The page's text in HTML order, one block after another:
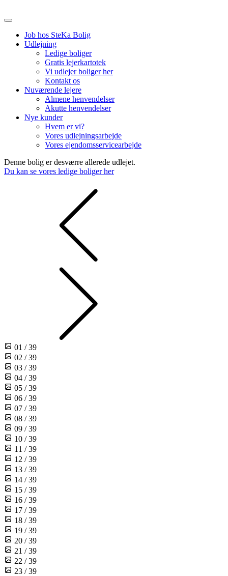
Job hos SteKa Bolig
Udlejning
Ledige boliger
Gratis lejerkartotek
Vi udlejer boliger her
Kontakt os
Nuværende lejere
Almene henvendelser
Akutte henvendelser
Nye kunder
Hvem er vi?
Vores udlejningsarbejde
Vores ejendomsservicearbejde
Denne bolig er desværre allerede udlejet.
Du kan se vores ledige boliger her
01 / 39
02 / 39
03 / 39
04 / 39
05 / 39
06 / 39
07 / 39
08 / 39
09 / 39
10 / 39
11 / 39
12 / 39
13 / 39
14 / 39
15 / 39
16 / 39
17 / 39
18 / 39
19 / 39
20 / 39
21 / 39
22 / 39
23 / 39